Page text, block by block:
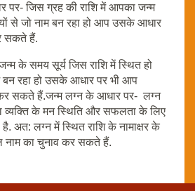
पर- जिस ग्रह की राशि में आपका जन्म
से जो नाम बन रहा हो आप उसके आधार
सकते हैं.
के समय सूर्य जिस राशि में स्थित हो
रहा हो उसके आधार पर भी आप
सकते हैं.जन्म लग्न के आधार पर- लग्न
व्यक्ति के मन स्थिति और सफलता के लिए
अत: लग्न में स्थित राशि के नामाक्षर के
नाम का चुनाव कर सकते हैं.